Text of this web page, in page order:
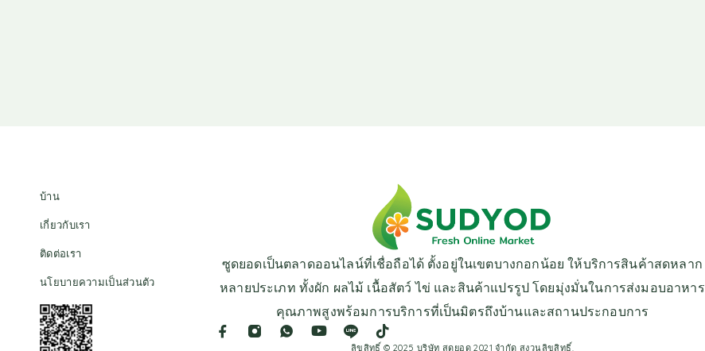
บ้าน
เกี่ยวกับเรา
ติดต่อเรา
นโยบายความเป็นส่วนตัว
ซูดยอดเป็นตลาดออนไลน์ที่เชื่อถือได้ ตั้งอยู่ในเขตบางกอกน้อย ให้บริการสินค้าสดหลาก
หลายประเภท ทั้งผัก ผลไม้ เนื้อสัตว์ ไข่ และสินค้าแปรรูป โดยมุ่งมั่นในการส่งมอบอาหาร
คุณภาพสูงพร้อมการบริการที่เป็นมิตรถึงบ้านและสถานประกอบการ
ลิขสิทธิ์ © 2025 บริษัท สุดยอด 2021 จำกัด สงวนลิขสิทธิ์.